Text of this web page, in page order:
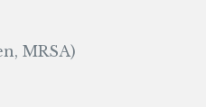
MRSA)